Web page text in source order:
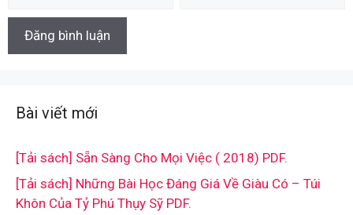
Bài viết mới
[Tải sách] Sẵn Sàng Cho Mọi Việc ( 2018) PDF.
[Tải sách] Những Bài Học Đáng Giá Về Giàu Có – Túi
Khôn Của Tỷ Phú Thụy Sỹ PDF.